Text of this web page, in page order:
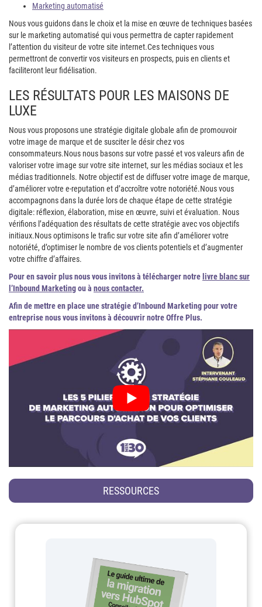
Marketing automatisé
Nous vous guidons dans le choix et la mise en œuvre de techniques basées
sur le marketing automatisé qui vous permettra de capter rapidement
l’attention du visiteur de votre site internet.Ces techniques vous
permettront de convertir vos visiteurs en prospects, puis en clients et
faciliteront leur fidélisation.
LES RÉSULTATS POUR LES MAISONS DE
LUXE
Nous vous proposons une stratégie digitale globale afin de promouvoir
votre image de marque et de susciter le désir chez vos
consommateurs.Nous nous basons sur votre passé et vos valeurs afin de
valoriser votre image sur votre site internet, sur les médias sociaux et les
médias traditionnels. Notre objectif est de diffuser votre image de marque,
d’améliorer votre e-reputation et d’accroître votre notoriété.Nous vous
accompagnons dans la durée lors de chaque étape de cette stratégie
digitale: réflexion, élaboration, mise en œuvre, suivi et évaluation. Nous
vérifions l’adéquation des résultats de cette stratégie avec vos objectifs
initiaux.Nous optimisons le trafic sur votre site afin d’améliorer votre
notoriété, d’optimiser le nombre de vos clients potentiels et d’augmenter
votre chiffre d’affaires.
Pour en savoir plus nous vous invitons à télécharger notre livre blanc sur
l’Inbound Marketingou à nous contacter.
Afin de mettre en place une stratégie d’Inbound Marketing pour votre
entreprise nous vous invitons à découvrir notre Offre Plus.
RESSOURCES